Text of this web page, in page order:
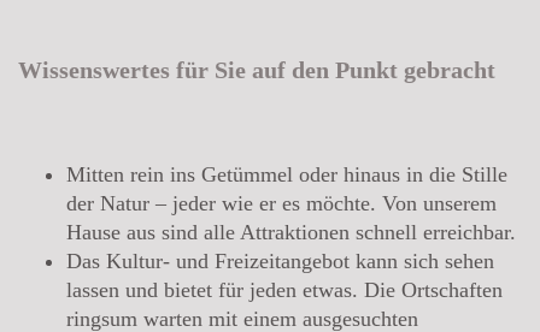
Wissenswertes für Sie auf den Punkt gebracht
Mitten rein ins Getümmel oder hinaus in die Stille
der Natur – jeder wie er es möchte. Von unserem
Hause aus sind alle Attraktionen schnell erreichbar.
Das Kultur- und Freizeitangebot kann sich sehen
lassen und bietet für jeden etwas. Die Ortschaften
ringsum warten mit einem ausgesuchten